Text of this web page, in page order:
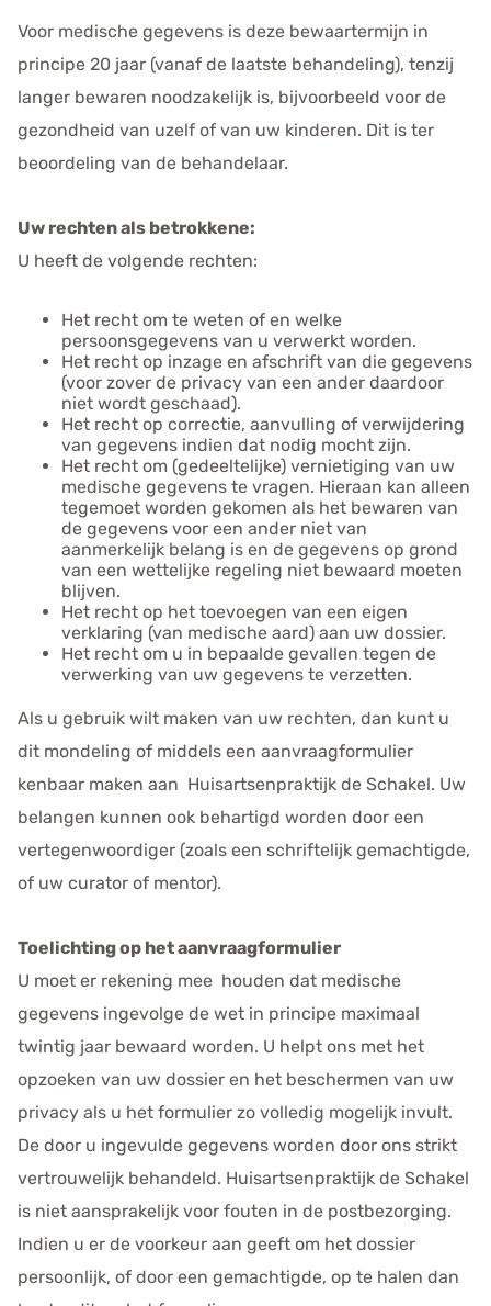
Voor medische gegevens is deze bewaartermijn in
principe 20 jaar (vanaf de laatste behandeling), tenzij
langer bewaren noodzakelijk is, bijvoorbeeld voor de
gezondheid van uzelf of van uw kinderen. Dit is ter
beoordeling van de behandelaar.
Uw rechten als betrokkene:
U heeft de volgende rechten:
Het recht om te weten of en welke
persoonsgegevens van u verwerkt worden.
Het recht op inzage en afschrift van die gegevens
(voor zover de privacy van een ander daardoor
niet wordt geschaad).
Het recht op correctie, aanvulling of verwijdering
van gegevens indien dat nodig mocht zijn.
Het recht om (gedeeltelijke) vernietiging van uw
medische gegevens te vragen. Hieraan kan alleen
tegemoet worden gekomen als het bewaren van
de gegevens voor een ander niet van
aanmerkelijk belang is en de gegevens op grond
van een wettelijke regeling niet bewaard moeten
blijven.
Het recht op het toevoegen van een eigen
verklaring (van medische aard) aan uw dossier.
Het recht om u in bepaalde gevallen tegen de
verwerking van uw gegevens te verzetten.
Als u gebruik wilt maken van uw rechten, dan kunt u
dit mondeling of middels een aanvraagformulier
kenbaar maken aan Huisartsenpraktijk de Schakel. Uw
belangen kunnen ook behartigd worden door een
vertegenwoordiger (zoals een schriftelijk gemachtigde,
of uw curator of mentor).
Toelichting op het aanvraagformulier
U moet er rekening mee houden dat medische
gegevens ingevolge de wet in principe maximaal
twintig jaar bewaard worden. U helpt ons met het
opzoeken van uw dossier en het beschermen van uw
privacy als u het formulier zo volledig mogelijk invult.
De door u ingevulde gegevens worden door ons strikt
vertrouwelijk behandeld. Huisartsenpraktijk de Schakel
is niet aansprakelijk voor fouten in de postbezorging.
Indien u er de voorkeur aan geeft om het dossier
persoonlijk, of door een gemachtigde, op te halen dan